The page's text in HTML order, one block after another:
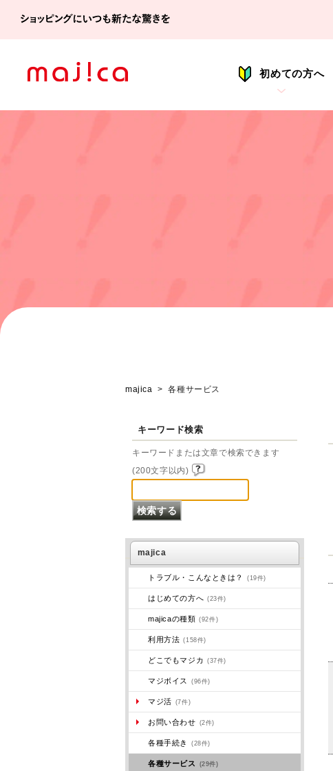
初めての方へ
majica > 各種サービス
キーワード検索
キーワードまたは文章で検索できます
(200文字以内)
majica
トラブル・こんなときは？ (19件)
はじめての方へ (23件)
majicaの種類 (92件)
利用方法 (158件)
どこでもマジカ (37件)
マジボイス (96件)
マジ活 (7件)
お問い合わせ (2件)
各種手続き (28件)
各種サービス (29件)